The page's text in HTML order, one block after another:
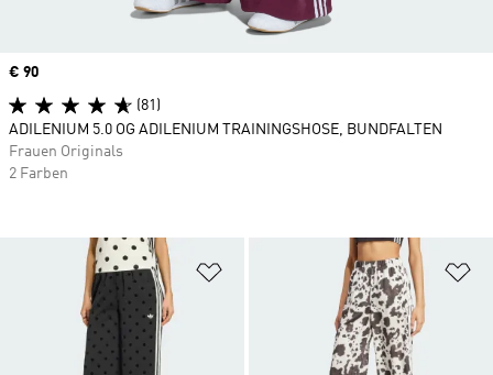
Zur Wunschliste hinzufügen
Price
€ 90
(81)
ADILENIUM 5.0 OG ADILENIUM TRAININGSHOSE, BUNDFALTEN
Frauen Originals
2 Farben